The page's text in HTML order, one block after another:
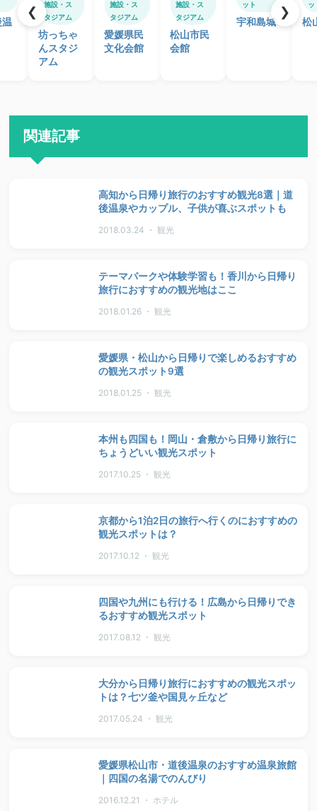
施設・ス
タジアム
坊っちゃ
んスタジ
アム
施設・ス
タジアム
愛媛県民
文化会館
施設・ス
タジアム
松山市民
会館
ット
宇和島城
ッ
松
❮ ❯
関連記事
高知から日帰り旅行のおすすめ観光8選｜道
後温泉やカップル、子供が喜ぶスポットも
2018.03.24 ・ 観光
テーマパークや体験学習も！香川から日帰り
旅行におすすめの観光地はここ
2018.01.26 ・ 観光
愛媛県・松山から日帰りで楽しめるおすすめ
の観光スポット9選
2018.01.25 ・ 観光
本州も四国も！岡山・倉敷から日帰り旅行に
ちょうどいい観光スポット
2017.10.25 ・ 観光
京都から1泊2日の旅行へ行くのにおすすめの
観光スポットは？
2017.10.12 ・ 観光
四国や九州にも行ける！広島から日帰りでき
るおすすめ観光スポット
2017.08.12 ・ 観光
大分から日帰り旅行におすすめの観光スポッ
トは？七ツ釜や国見ヶ丘など
2017.05.24 ・ 観光
愛媛県松山市・道後温泉のおすすめ温泉旅館
｜四国の名湯でのんびり
2016.12.21 ・ ホテル